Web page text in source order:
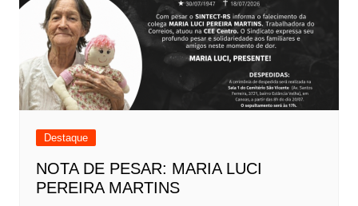
Destaque
NOTA DE PESAR: MARIA LUCI
PEREIRA MARTINS